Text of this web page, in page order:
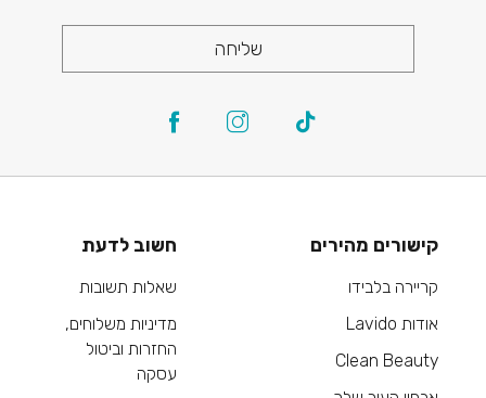
שליחה
קישורים מהירים
קריירה בלבידו
אודות Lavido
Clean Beauty
חשוב לדעת
שאלות תשובות
מדיניות משלוחים,
החזרות וביטול
עסקה